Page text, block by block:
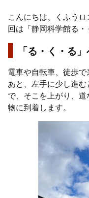
こんにちは、くふう
回は「静岡科学館る・
「る・く・る
電車や自転車、徒歩
あと、左手に少し進
で、そこを上がり、
物に到着します。